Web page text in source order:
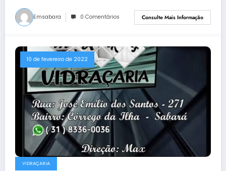
Emsabara 0 Comentários Consulte Mais Informação
10 de fevereiro de 2022
VIDRAÇARIA